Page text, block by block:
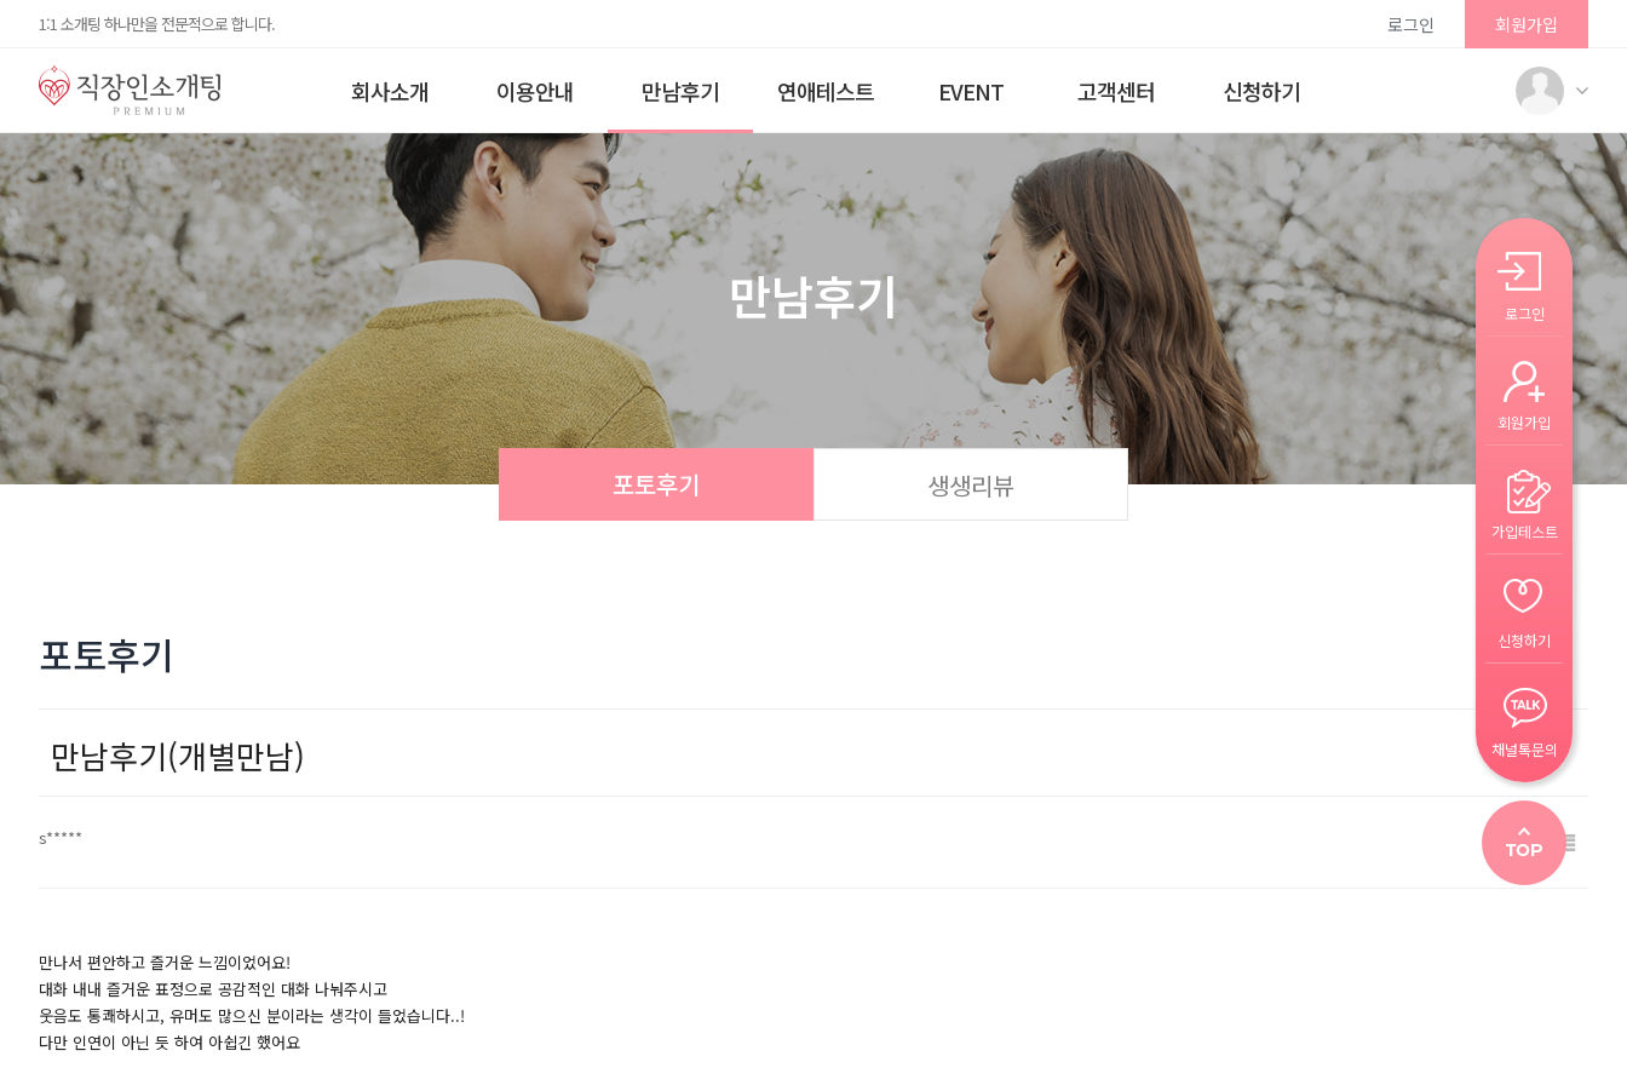
1:1 소개팅 하나만을 전문적으로 합니다. 로그인 회원가입
회사소개 이용안내 만남후기 연애테스트 EVENT 고객센터 신청하기
만남후기
포토후기 생생리뷰
포토후기
만남후기(개별만남)
s*****
만나서 편안하고 즐거운 느낌이었어요!
대화 내내 즐거운 표정으로 공감적인 대화 나눠주시고
웃음도 통쾌하시고, 유머도 많으신 분이라는 생각이 들었습니다..!
다만 인연이 아닌 듯 하여 아쉽긴 했어요
로그인
회원가입
가입테스트
신청하기
채널톡문의